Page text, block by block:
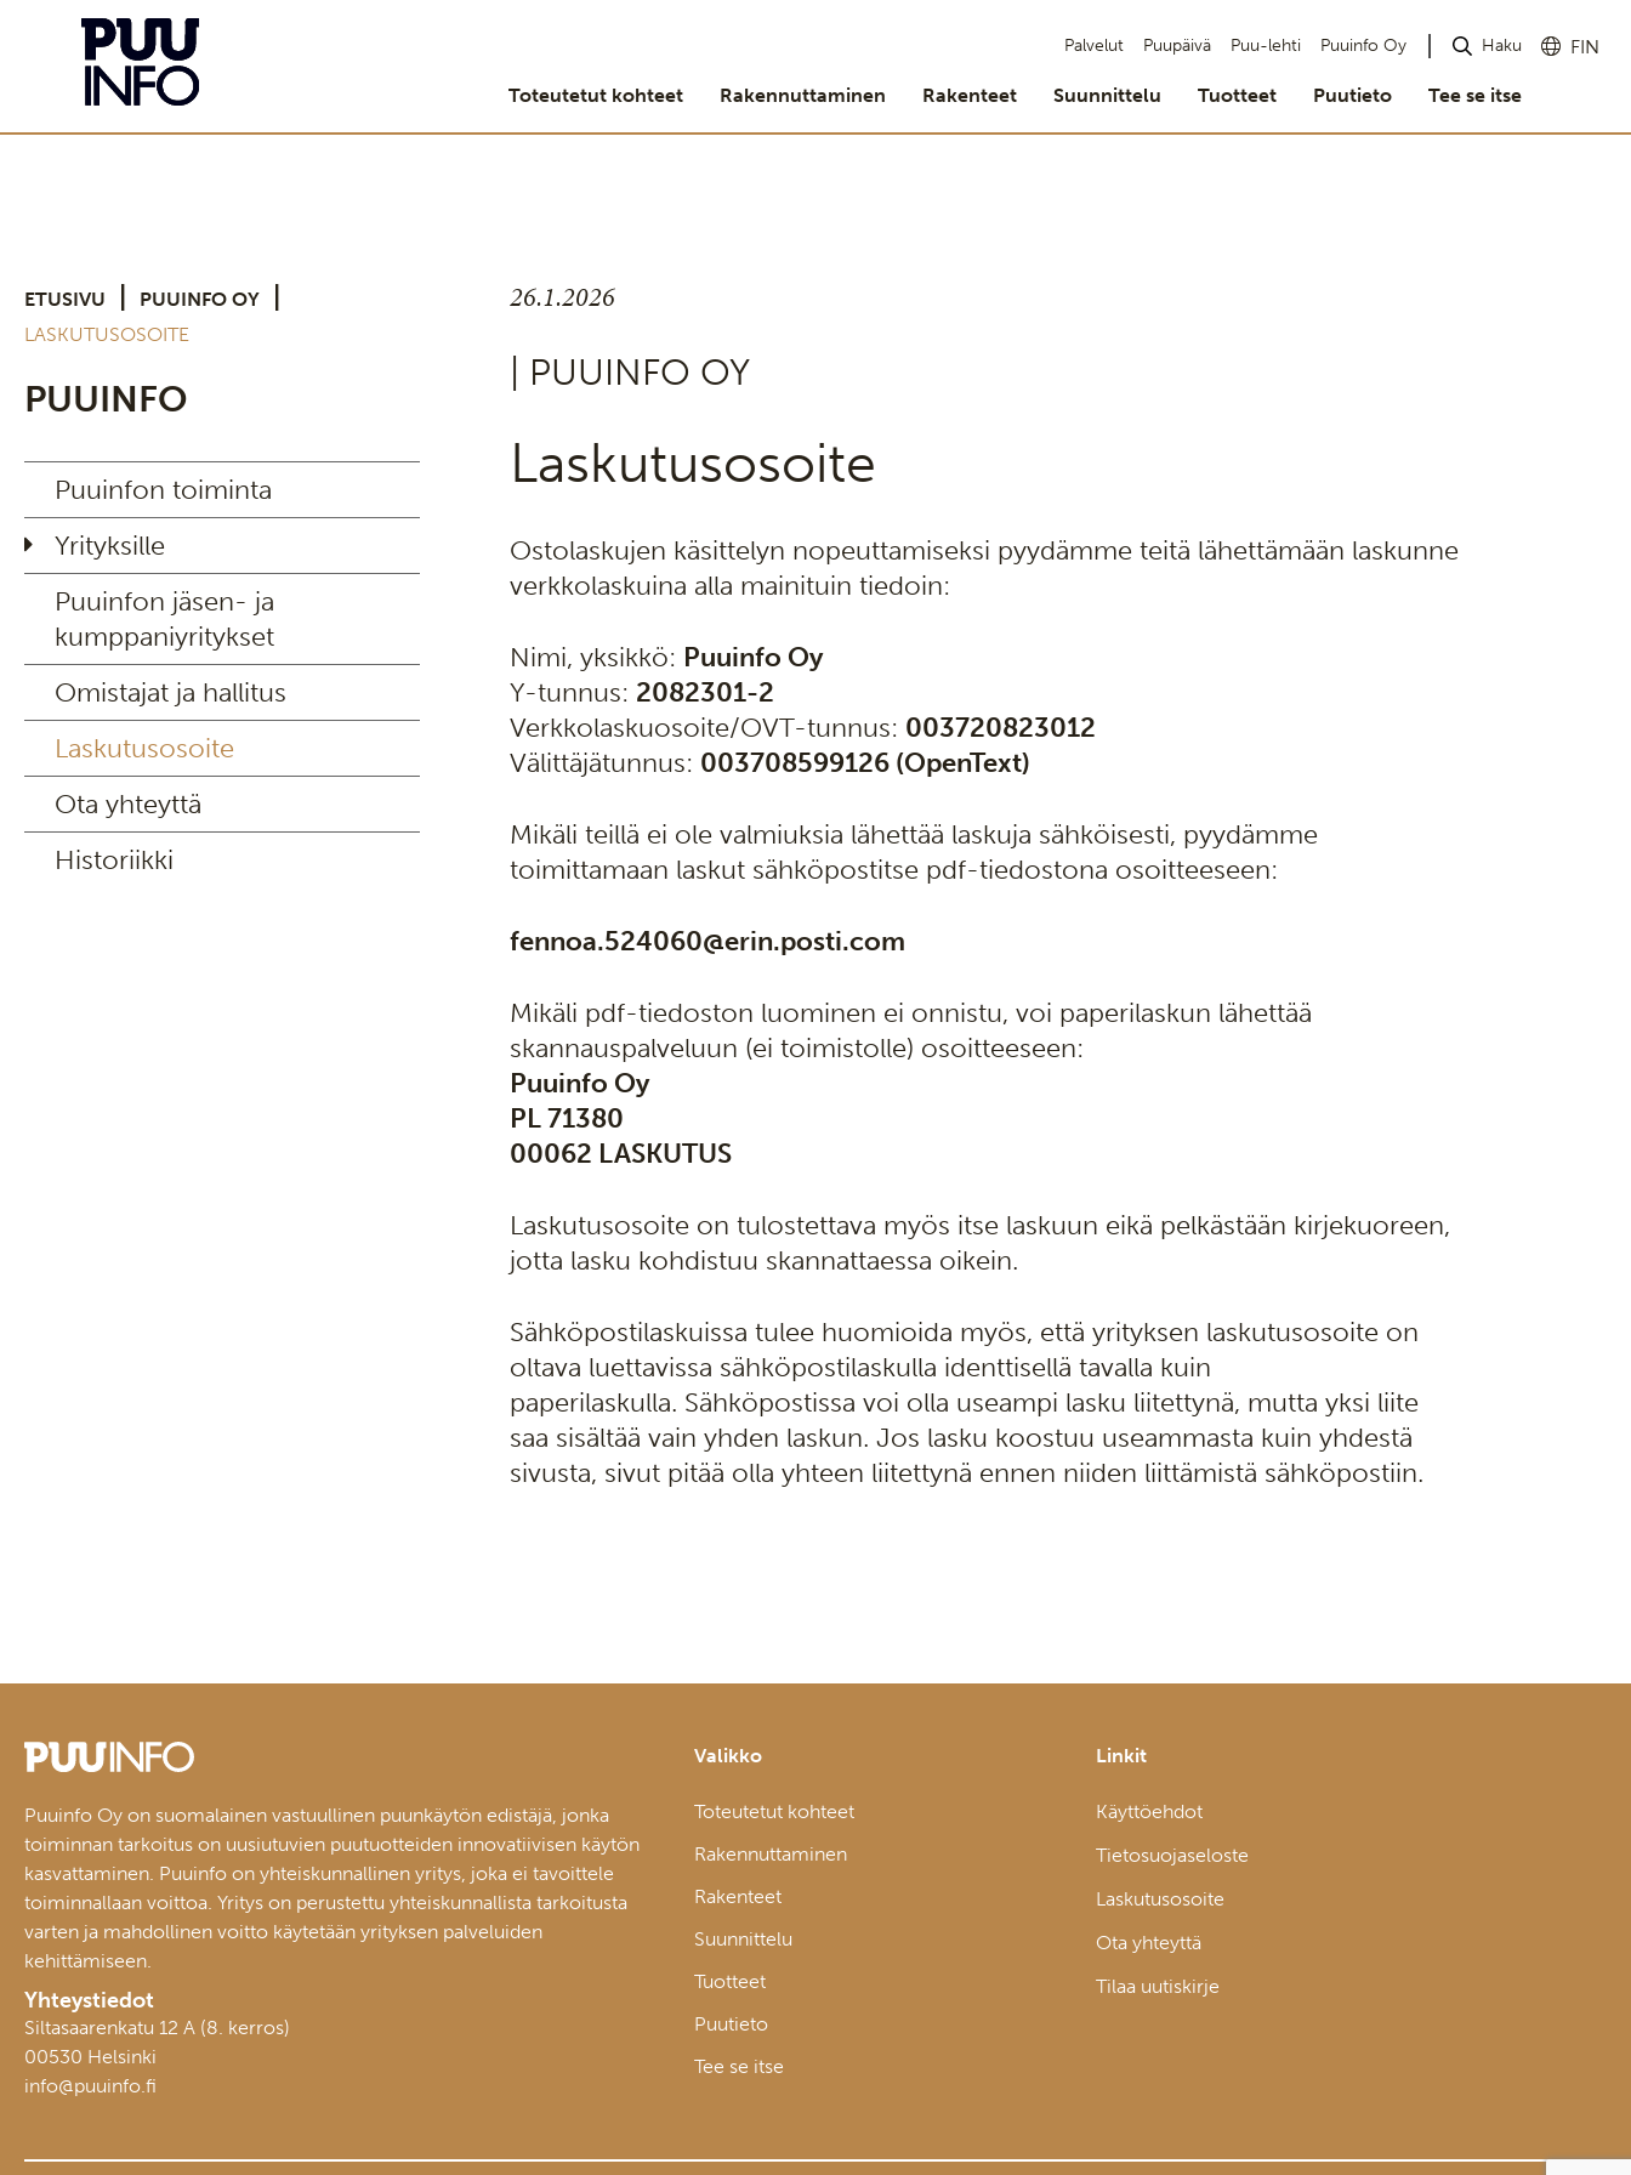
Palvelut Puupäivä Puu-lehti Puuinfo Oy Haku FIN
Toteutetut kohteet Rakennuttaminen Rakenteet Suunnittelu Tuotteet Puutieto Tee se itse
ETUSIVU PUUINFO OY
LASKUTUSOSOITE
PUUINFO
Puuinfon toiminta
Yrityksille
Puuinfon jäsen- ja
kumppaniyritykset
Omistajat ja hallitus
Laskutusosoite
Ota yhteyttä
Historiikki
26.1.2026
| PUUINFO OY
Laskutusosoite
Ostolaskujen käsittelyn nopeuttamiseksi pyydämme teitä lähettämään laskunne
verkkolaskuina alla mainituin tiedoin:
Nimi, yksikkö: Puuinfo Oy
Y-tunnus: 2082301-2
Verkkolaskuosoite/OVT-tunnus: 003720823012
Välittäjätunnus: 003708599126 (OpenText)
Mikäli teillä ei ole valmiuksia lähettää laskuja sähköisesti, pyydämme
toimittamaan laskut sähköpostitse pdf-tiedostona osoitteeseen:
fennoa.524060@erin.posti.com
Mikäli pdf-tiedoston luominen ei onnistu, voi paperilaskun lähettää
skannauspalveluun (ei toimistolle) osoitteeseen:
Puuinfo Oy
PL 71380
00062 LASKUTUS
Laskutusosoite on tulostettava myös itse laskuun eikä pelkästään kirjekuoreen,
jotta lasku kohdistuu skannattaessa oikein.
Sähköpostilaskuissa tulee huomioida myös, että yrityksen laskutusosoite on
oltava luettavissa sähköpostilaskulla identtisellä tavalla kuin
paperilaskulla. Sähköpostissa voi olla useampi lasku liitettynä, mutta yksi liite
saa sisältää vain yhden laskun. Jos lasku koostuu useammasta kuin yhdestä
sivusta, sivut pitää olla yhteen liitettynä ennen niiden liittämistä sähköpostiin.
Puuinfo Oy on suomalainen vastuullinen puunkäytön edistäjä, jonka
toiminnan tarkoitus on uusiutuvien puutuotteiden innovatiivisen käytön
kasvattaminen. Puuinfo on yhteiskunnallinen yritys, joka ei tavoittele
toiminnallaan voittoa. Yritys on perustettu yhteiskunnallista tarkoitusta
varten ja mahdollinen voitto käytetään yrityksen palveluiden
kehittämiseen.
Yhteystiedot
Siltasaarenkatu 12 A (8. kerros)
00530 Helsinki
info@puuinfo.fi
Valikko
Toteutetut kohteet
Rakennuttaminen
Rakenteet
Suunnittelu
Tuotteet
Puutieto
Tee se itse
Linkit
Käyttöehdot
Tietosuojaseloste
Laskutusosoite
Ota yhteyttä
Tilaa uutiskirje